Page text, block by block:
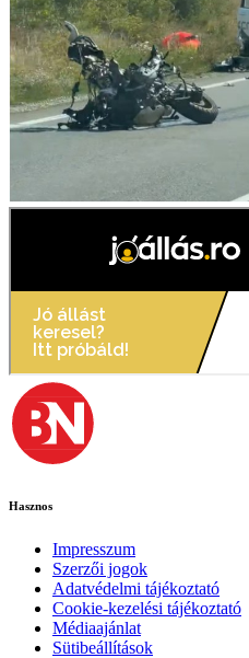
Hasznos
Impresszum
Szerzői jogok
Adatvédelmi tájékoztató
Cookie-kezelési tájékoztató
Médiaajánlat
Sütibeállítások